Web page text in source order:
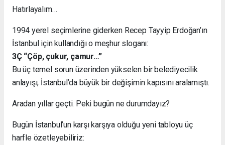
Hatırlayalım…
1994 yerel seçimlerine giderken Recep Tayyip Erdoğan’ın
İstanbul için kullandığı o meşhur sloganı:
3Ç “Çöp, çukur, çamur…”
Bu üç temel sorun üzerinden yükselen bir belediyecilik
anlayışı, İstanbul’da büyük bir değişimin kapısını aralamıştı.
Aradan yıllar geçti. Peki bugün ne durumdayız?
Bugün İstanbul’un karşı karşıya olduğu yeni tabloyu üç
harfle özetleyebiliriz: